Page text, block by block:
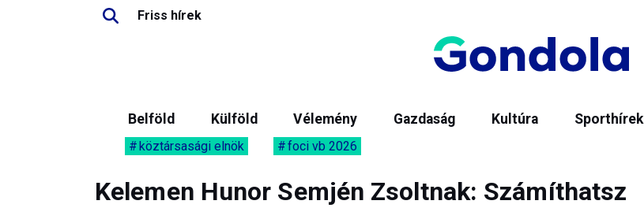
Friss hírek
Belföld Külföld Vélemény Gazdaság Kultúra Sporthírek
köztársasági elnök foci vb 2026
Kelemen Hunor Semjén Zsoltnak: Számíthatsz